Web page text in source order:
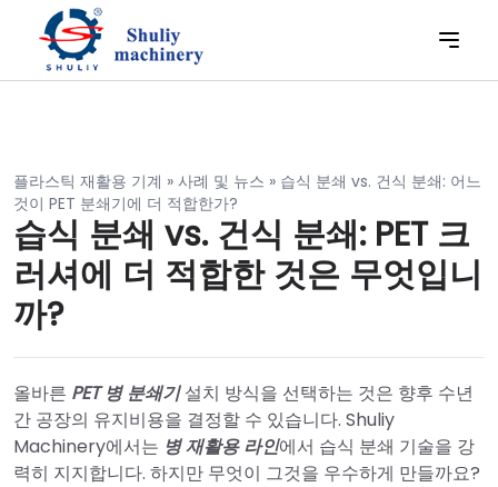
플라스틱 재활용 기계 » 사례 및 뉴스 » 습식 분쇄 vs. 건식 분쇄: 어느
것이 PET 분쇄기에 더 적합한가?
습식 분쇄 vs. 건식 분쇄: PET 크
러셔에 더 적합한 것은 무엇입니
까?
올바른 PET 병 분쇄기설치 방식을 선택하는 것은 향후 수년
간 공장의 유지비용을 결정할 수 있습니다. Shuliy
Machinery에서는 병 재활용 라인에서 습식 분쇄 기술을 강
력히 지지합니다. 하지만 무엇이 그것을 우수하게 만들까요?